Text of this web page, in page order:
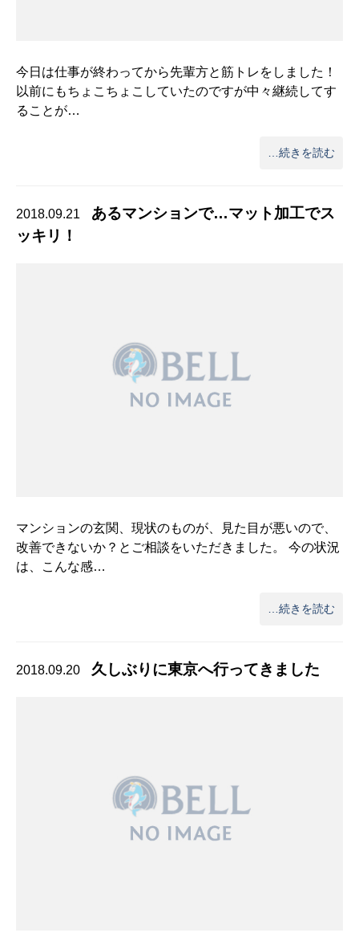
今日は仕事が終わってから先輩方と筋トレをしました！
以前にもちょこちょこしていたのですが中々継続してす
ることが…
…続きを読む
2018.09.21
あるマンションで…マット加工でス
ッキリ！
マンションの玄関、現状のものが、見た目が悪いので、
改善できないか？とご相談をいただきました。 今の状況
は、こんな感…
…続きを読む
2018.09.20 久しぶりに東京へ行ってきました